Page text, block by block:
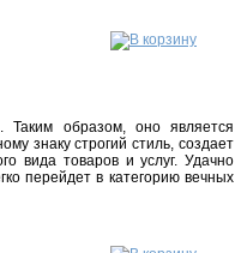
Таким образом, оно является
знаку строгий стиль, создает
вида товаров и услуг. Удачно
перейдет в категорию вечных